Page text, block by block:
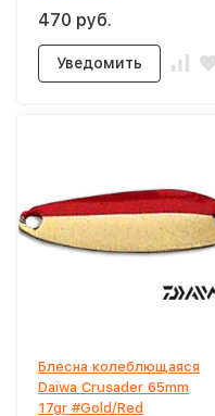
470 руб.
Уведомить
Блесна колеблющаяся
Daiwa Crusader 65mm
17gr #Gold/Red